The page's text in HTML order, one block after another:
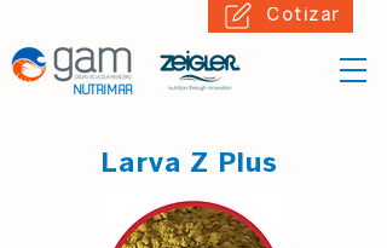
NUTRIMAR
Cotizar
Larva Z Plus